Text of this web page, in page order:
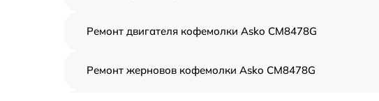
Ремонт двигателя кофемолки Asko CM8478G
Ремонт жерновов кофемолки Asko CM8478G